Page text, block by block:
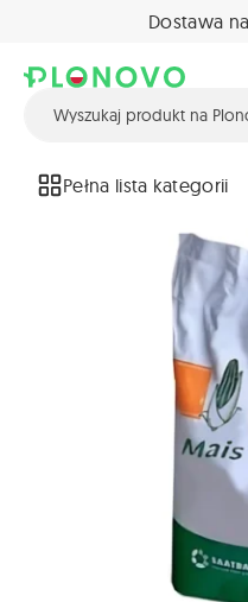
Dostawa
Pełna lista kategorii